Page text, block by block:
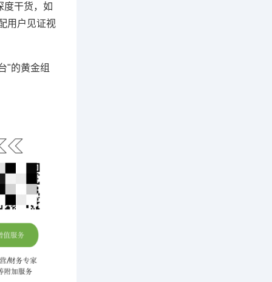
度干货，如
用户见证视
"的黄金组